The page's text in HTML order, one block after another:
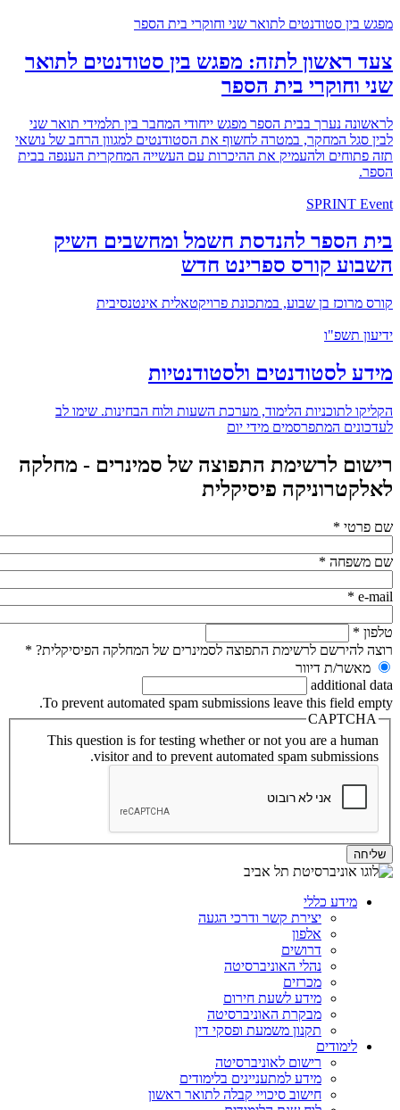
מפגש בין סטודנטים לתואר שני וחוקרי בית הספר
צעד ראשון לתזה: מפגש בין סטודנטים לתואר
שני וחוקרי בית הספר
לראשונה נערך בבית הספר מפגש ייחודי המחבר בין תלמידי תואר שני
לבין סגל המחקר, במטרה לחשוף את הסטודנטים למגוון הרחב של נושאי
תזה פתוחים ולהעמיק את ההיכרות עם העשייה המחקרית הענפה בבית
הספר.
SPRINT Event
בית הספר להנדסת חשמל ומחשבים השיק
השבוע קורס ספרינט חדש
קורס מרוכז בן שבוע, במתכונת פרויקטאלית אינטנסיבית
ידיעון תשפ"ו
מידע לסטודנטים ולסטודנטיות
הקליקו לתוכניות הלימוד, מערכת השעות ולוח הבחינות. שימו לב
לעדכונים המתפרסמים מידי יום
רישום לרשימת התפוצה של סמינרים - מחלקה
לאלקטרוניקה פיסיקלית
שם פרטי *
שם משפחה *
e-mail
*
טלפון *
רוצה להירשם לרשימת התפוצה לסמינרים של המחלקה הפיסיקלית? *
מאשר/ת דיוור
additional data
To prevent automated spam submissions leave this field empty.
CAPTCHA
This question is for testing whether or not you are a human
visitor and to prevent automated spam submissions.
מידע כללי
יצירת קשר ודרכי הגעה
אלפון
דרושים
נהלי האוניברסיטה
מכרזים
מידע לשעת חירום
מבקרת האוניברסיטה
תקנון משמעת ופסקי דין
לימודים
רישום לאוניברסיטה
מידע למתעניינים בלימודים
חישוב סיכויי קבלה לתואר ראשון